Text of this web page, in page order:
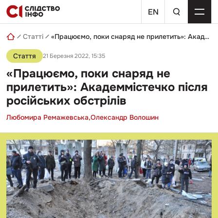
Skip
to
content
EN
пошуковий
запит
Статті «Працюємо, поки снаряд не прилетить»: Академмістечко після російських обстрілів
Стаття 21 Березня 2022, 15:35
«Працюємо, поки снаряд не
прилетить»: Академмістечко після
російських обстрілів
Любомира Ремажевська,Олександр Волошин